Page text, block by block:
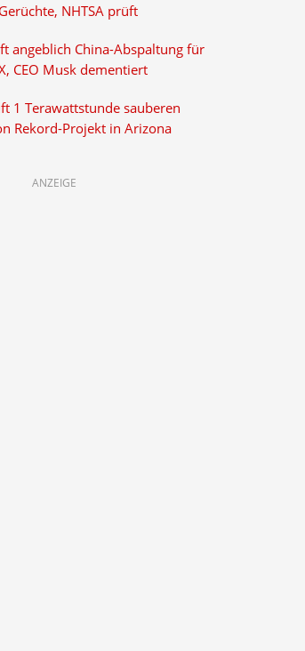
NHTSA prüft
angeblich China-Abspaltung für
CEO Musk dementiert
1 Terawattstunde sauberen
Rekord-Projekt in Arizona
ANZEIGE